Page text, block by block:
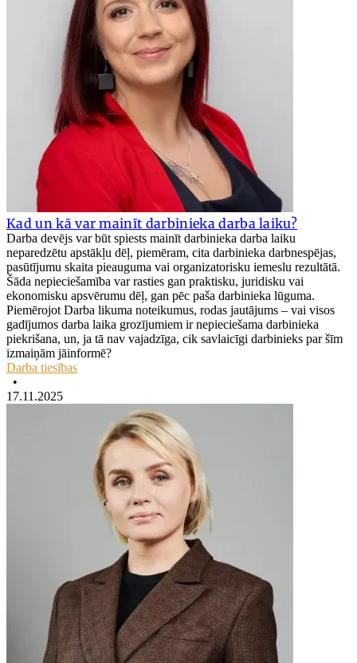
Kad un kā var mainīt darbinieka darba laiku?
Darba devējs var būt spiests mainīt darbinieka darba laiku
neparedzētu apstākļu dēļ, piemēram, cita darbinieka darbnespējas,
pasūtījumu skaita pieauguma vai organizatorisku iemeslu rezultātā.
Šāda nepieciešamība var rasties gan praktisku, juridisku vai
ekonomisku apsvērumu dēļ, gan pēc paša darbinieka lūguma.
Piemērojot Darba likuma noteikumus, rodas jautājums – vai visos
gadījumos darba laika grozījumiem ir nepieciešama darbinieka
piekrišana, un, ja tā nav vajadzīga, cik savlaicīgi darbinieks par šīm
izmaiņām jāinformē?
Darba tiesības
•
17.11.2025